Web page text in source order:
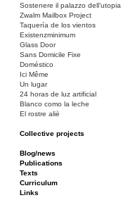
Sostenere il palazzo dell’utopia
Zwalm Mailbox Project
Taquería de los vientos
Existenzminimum
Glass Door
Sans Domicile Fixe
Doméstico
Ici Même
Un lugar
24 horas de luz artificial
Blanco como la leche
El rostre aliè
Collective projects
Ciza Muzej
Roulotte
Canòdrom/Canòdrom
ON Prat
Rieres/Rambles
Blog/news
Publications
Texts
Curriculum
Links